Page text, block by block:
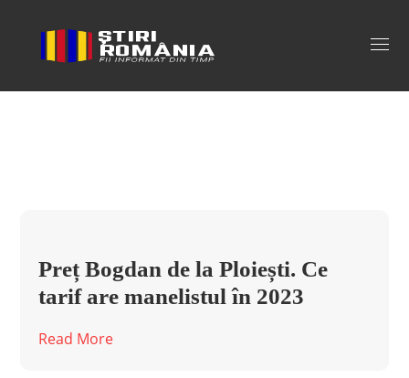
bogdan de la ploiesti tarif Tag
Preț Bogdan de la Ploiești. Ce
tarif are manelistul în 2023
Read More